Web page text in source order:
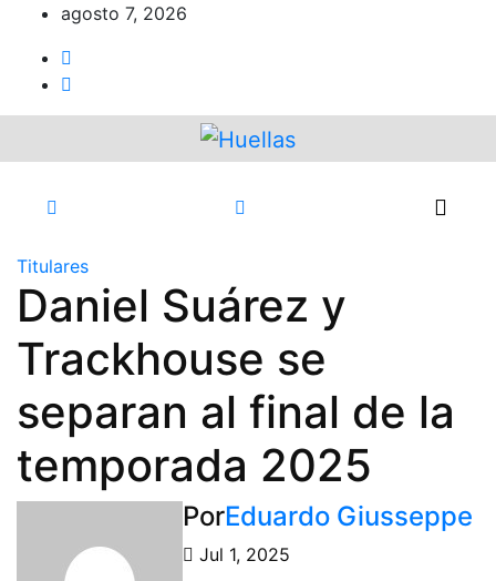
contenido
agosto 7, 2026
Titulares
Daniel Suárez y
Trackhouse se
separan al final de la
temporada 2025
PorEduardo Giusseppe
Jul 1, 2025